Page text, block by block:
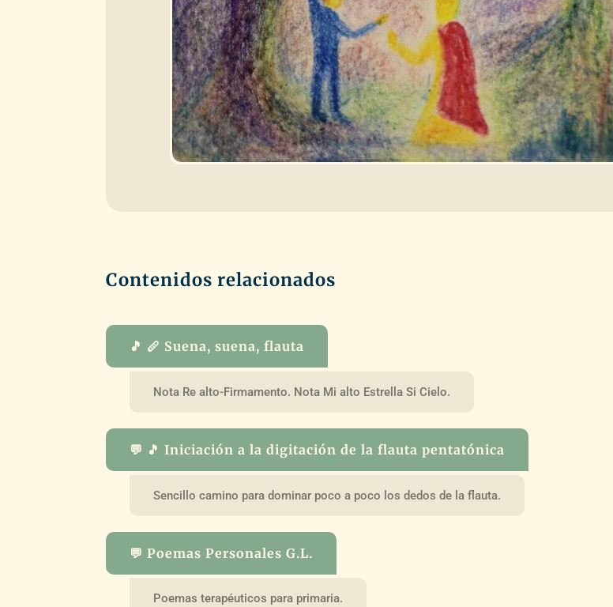
Contenidos relacionados
🎵 🪈 Suena, suena, flauta
Nota Re alto-Firmamento. Nota Mi alto Estrella Si Cielo.
💬 🎵 Iniciación a la digitación de la flauta pentatónica
Sencillo camino para dominar poco a poco los dedos de la flauta.
💬 Poemas Personales G.L.
Poemas terapéuticos para primaria.